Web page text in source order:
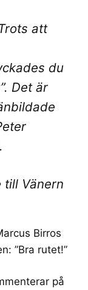
att
du
Det är
till Vänern
Birros
”Bra rutet!”
på